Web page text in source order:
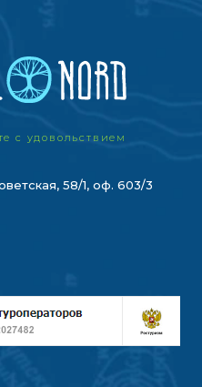
с удовольствием
58/1, оф. 603/3